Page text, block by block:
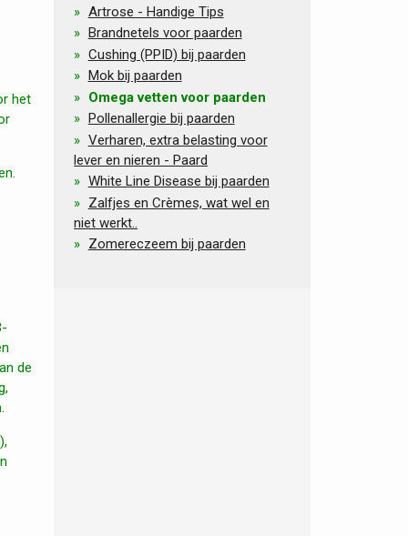
het
de
Artrose - Handige Tips
Brandnetels voor paarden
Cushing (PPID) bij paarden
Mok bij paarden
Omega vetten voor paarden
Pollenallergie bij paarden
Verharen, extra belasting voor
lever en nieren - Paard
White Line Disease bij paarden
Zalfjes en Crèmes, wat wel en
niet werkt..
Zomereczeem bij paarden